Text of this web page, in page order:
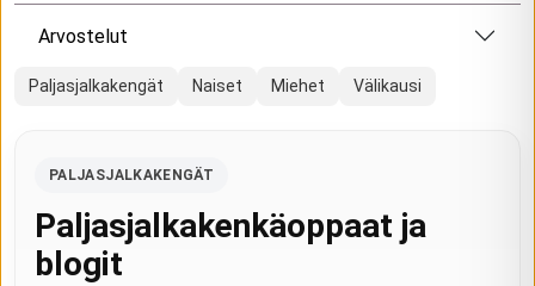
Arvostelut
Paljasjalkakengät Naiset Miehet Välikausi
PALJASJALKAKENGÄT
Paljasjalkakenkäoppaat ja
blogit